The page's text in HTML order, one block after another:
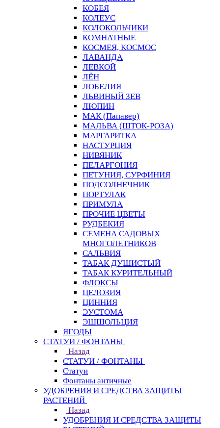
КОБЕЯ
КОЛЕУС
КОЛОКОЛЬЧИКИ
КОМНАТНЫЕ
КОСМЕЯ, КОСМОС
ЛАВАНДА
ЛЕВКОЙ
ЛЁН
ЛОБЕЛИЯ
ЛЬВИНЫЙ ЗЕВ
ЛЮПИН
МАК (Папавер)
МАЛЬВА (ШТОК-РОЗА)
МАРГАРИТКА
НАСТУРЦИЯ
НИВЯНИК
ПЕЛАРГОНИЯ
ПЕТУНИЯ, СУРФИНИЯ
ПОДСОЛНЕЧНИК
ПОРТУЛАК
ПРИМУЛА
ПРОЧИЕ ЦВЕТЫ
РУДБЕКИЯ
СЕМЕНА САДОВЫХ
МНОГОЛЕТНИКОВ
САЛЬВИЯ
ТАБАК ДУШИСТЫЙ
ТАБАК КУРИТЕЛЬНЫЙ
ФЛОКСЫ
ЦЕЛОЗИЯ
ЦИННИЯ
ЭУСТОМА
ЭШШОЛЬЦИЯ
ЯГОДЫ
СТАТУИ / ФОНТАНЫ
Назад
СТАТУИ / ФОНТАНЫ
Статуи
Фонтаны античные
УДОБРЕНИЯ И СРЕДСТВА ЗАЩИТЫ
РАСТЕНИЙ
Назад
УДОБРЕНИЯ И СРЕДСТВА ЗАЩИТЫ